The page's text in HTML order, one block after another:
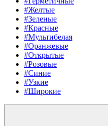
#Желтые
#Зеленые
#Красные
#Мультибелая
#Оранжевые
#Открытые
#Розовые
#Синие
#Узкие
#Широкие